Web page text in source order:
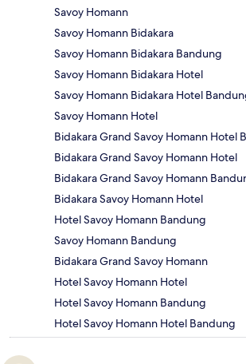
Savoy Homann
Savoy Homann Bidakara
Savoy Homann Bidakara Bandung
Savoy Homann Bidakara Hotel
Savoy Homann Bidakara Hotel
Savoy Homann Hotel
Bidakara Grand Savoy Homann Hotel
Bidakara Grand Savoy Homann Hotel
Bidakara Grand Savoy Homann
Bidakara Savoy Homann Hotel
Hotel Savoy Homann Bandung
Savoy Homann Bandung
Bidakara Grand Savoy Homann
Hotel Savoy Homann Hotel
Hotel Savoy Homann Bandung
Hotel Savoy Homann Hotel Bandung